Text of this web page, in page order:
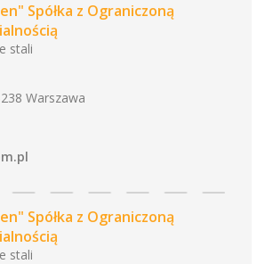
Spółka z Ograniczoną
stali
Warszawa
Spółka z Ograniczoną
stali